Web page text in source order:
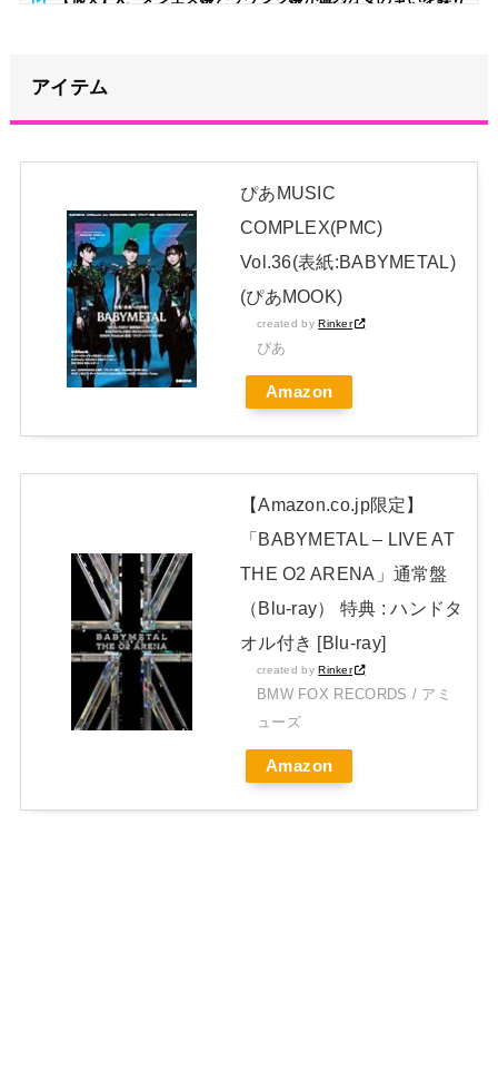
【朗報】山﨑愛生「けんぱなぱっぱぱん！」← NEW!
【画像】アイドルさん「体重10キロ増えたらこうなった」
日本独自企画・限定生産盤「METAL FORTH (DELUXE
JAPAN EDITION)」着弾
【BABYMETAL】METAL FORTH DELUXE JAPAN EDITION
開封レビュー!
アイテム
ぴあMUSIC
COMPLEX(PMC)
Vol.36(表紙:BABYMETAL)
(ぴあMOOK)
created byRinker
ぴあ
Amazon
【Amazon.co.jp限定】
「BABYMETAL – LIVE AT
THE O2 ARENA」通常盤
（Blu-ray） 特典 : ハンドタ
オル付き [Blu-ray]
created byRinker
BMW FOX RECORDS / アミ
ューズ
Amazon